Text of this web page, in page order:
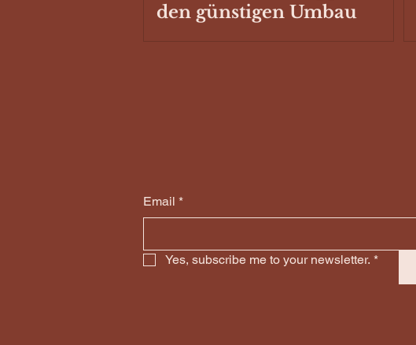
den günstigen Umbau
Email *
Yes, subscribe me to your newsletter. *